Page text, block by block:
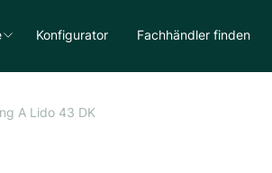
Konfigurator Fachhändler finden
A Lido 43 DK